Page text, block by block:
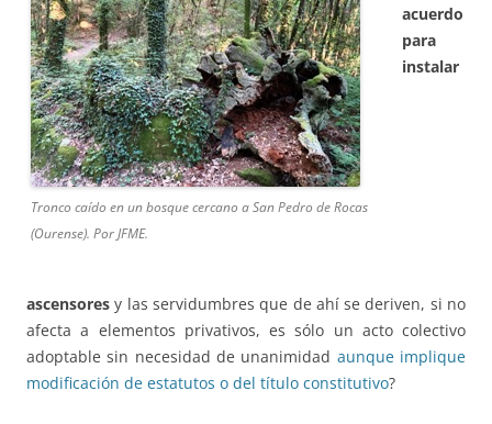
Tronco caído en un bosque cercano a San Pedro de Rocas
(Ourense). Por JFME.
acuerdo
para
instalar
ascensores y las servidumbres que de ahí se deriven, si no
afecta a elementos privativos, es sólo un acto colectivo
adoptable sin necesidad de unanimidad aunque implique
modificación de estatutos o del título constitutivo?